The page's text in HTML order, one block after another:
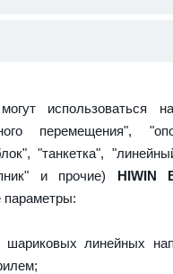
использоваться
перемещения",
"танкетка",
и прочие) HIWIN
шариковых линейных